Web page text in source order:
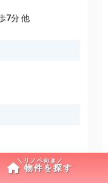
7分 他
物件を探す